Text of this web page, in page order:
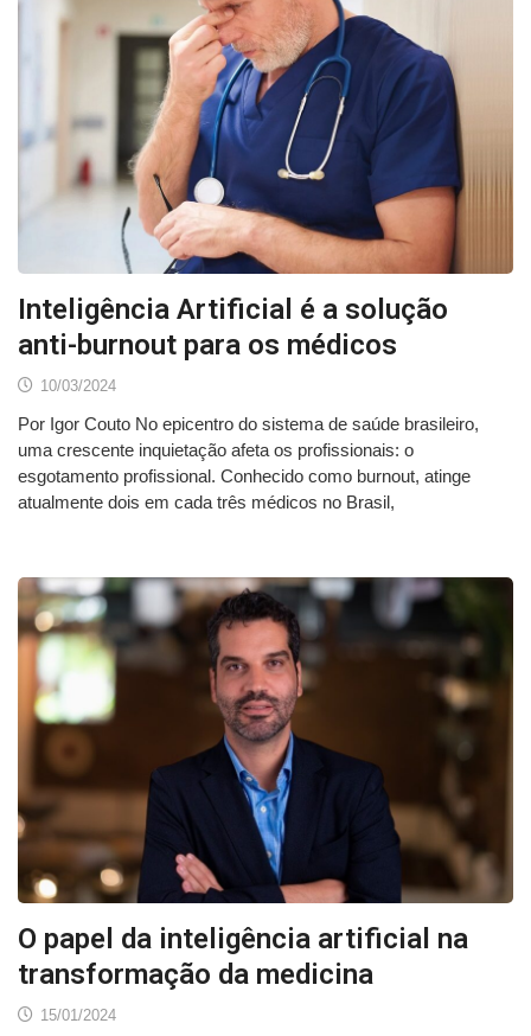
Inteligência Artificial é a solução
anti-burnout para os médicos
10/03/2024
Por Igor Couto No epicentro do sistema de saúde brasileiro,
uma crescente inquietação afeta os profissionais: o
esgotamento profissional. Conhecido como burnout, atinge
atualmente dois em cada três médicos no Brasil,
O papel da inteligência artificial na
transformação da medicina
15/01/2024